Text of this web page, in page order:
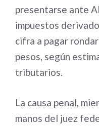
presentarse ante
impuestos
cifra a pagar
pesos, según
tributarios.
La causa penal,
manos del juez